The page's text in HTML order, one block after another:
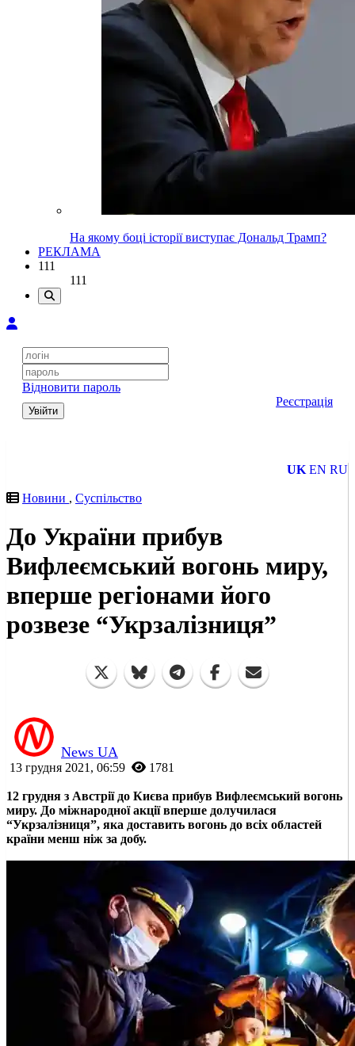
На якому боці історії виступає Дональд Трамп?
РЕКЛАМА
111
111
Відновити пароль
Увійти
Реєстрація
UK EN RU
Новини , Суспільство
До України прибув
Вифлеємський вогонь миру,
вперше регіонами його
розвезе “Укрзалізниця”
News UA
13 грудня 2021, 06:59 1781
12 грудня з Австрії до Києва прибув Вифлеємський вогонь
миру. До міжнародної акції вперше долучилася
“Укрзалізниця”, яка доставить вогонь до всіх областей
країни менш ніж за добу.